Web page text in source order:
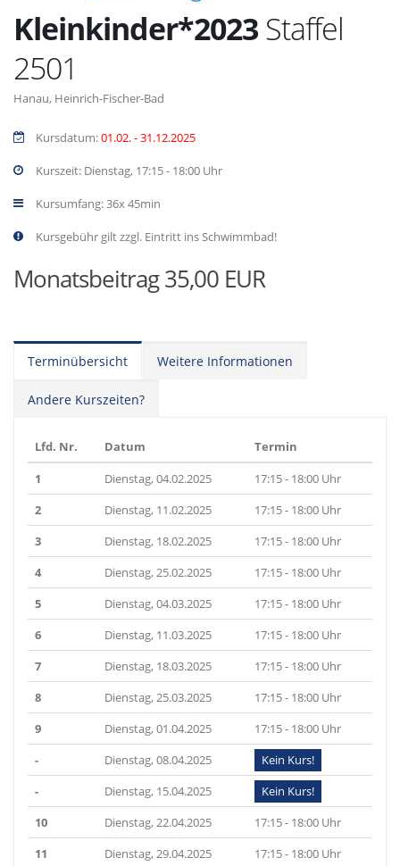
Kleinkinder*2023Staffel
2501
Hanau, Heinrich-Fischer-Bad
Kursdatum:01.02. - 31.12.2025
Kurszeit: Dienstag, 17:15 - 18:00 Uhr
Kursumfang: 36x 45min
Kursgebühr gilt zzgl. Eintritt ins Schwimmbad!
Monatsbeitrag 35,00 EUR
Terminübersicht Weitere Informationen
Andere Kurszeiten?
Lfd. Nr. Datum
Termin
1
Dienstag, 04.02.2025
17:15 - 18:00 Uhr
2
Dienstag, 11.02.2025
17:15 - 18:00 Uhr
3
Dienstag, 18.02.2025
17:15 - 18:00 Uhr
4
Dienstag, 25.02.2025
17:15 - 18:00 Uhr
5
Dienstag, 04.03.2025
17:15 - 18:00 Uhr
6
Dienstag, 11.03.2025
17:15 - 18:00 Uhr
7
Dienstag, 18.03.2025
17:15 - 18:00 Uhr
8
Dienstag, 25.03.2025
17:15 - 18:00 Uhr
9
Dienstag, 01.04.2025
17:15 - 18:00 Uhr
-
Dienstag, 08.04.2025
Kein Kurs!
-
Dienstag, 15.04.2025
Kein Kurs!
10
Dienstag, 22.04.2025
17:15 - 18:00 Uhr
11
Dienstag, 29.04.2025
17:15 - 18:00 Uhr